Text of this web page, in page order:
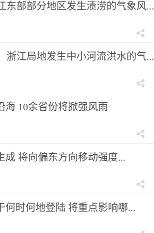
东部部分地区发生渍涝的气象风...
浙江局地发生中小河流洪水的气...
海 10余省份将掀强风雨
成 将向偏东方向移动强度...
何时何地登陆 将重点影响哪...